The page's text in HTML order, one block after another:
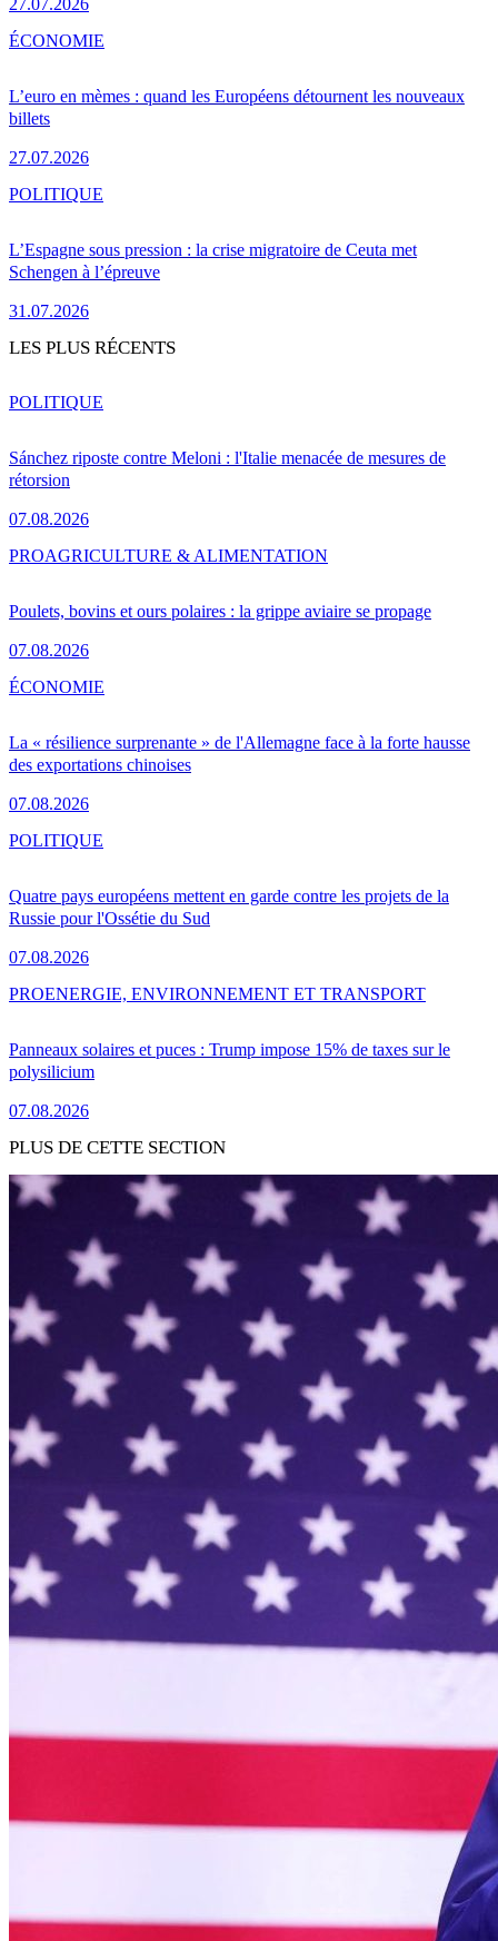
27.07.2026
L’euro en mèmes : quand les Européens détournent les nouveaux
billets
27.07.2026
ÉCONOMIE
L’Espagne sous pression : la crise migratoire de Ceuta met
Schengen à l’épreuve
31.07.2026
POLITIQUE
LES PLUS RÉCENTS
Sánchez riposte contre Meloni : l'Italie menacée de mesures de
rétorsion
07.08.2026
POLITIQUE
Poulets, bovins et ours polaires : la grippe aviaire se propage
07.08.2026
PROAGRICULTURE & ALIMENTATION
La « résilience surprenante » de l'Allemagne face à la forte hausse
des exportations chinoises
07.08.2026
ÉCONOMIE
Quatre pays européens mettent en garde contre les projets de la
Russie pour l'Ossétie du Sud
07.08.2026
POLITIQUE
Panneaux solaires et puces : Trump impose 15% de taxes sur le
polysilicium
07.08.2026
PROENERGIE, ENVIRONNEMENT ET TRANSPORT
PLUS DE CETTE SECTION